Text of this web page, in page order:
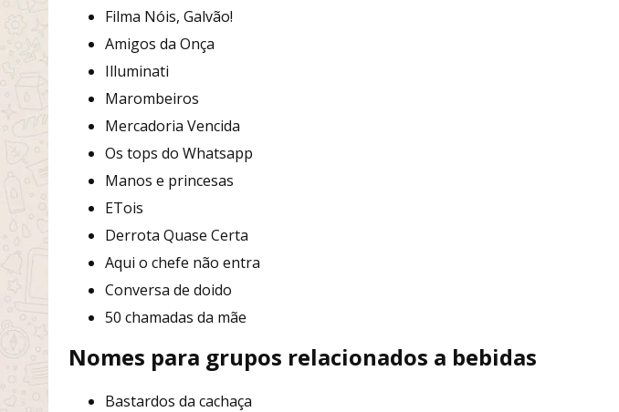
Filma Nóis, Galvão!
Amigos da Onça
Illuminati
Marombeiros
Mercadoria Vencida
Os tops do Whatsapp
Manos e princesas
ETois
Derrota Quase Certa
Aqui o chefe não entra
Conversa de doido
50 chamadas da mãe
Nomes para grupos relacionados a bebidas
Bastardos da cachaça